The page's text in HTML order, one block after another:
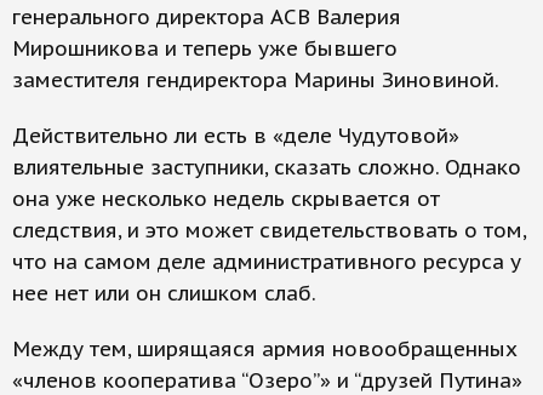
генерального директора АСВ Валерия
Мирошникова и теперь уже бывшего
заместителя гендиректора Марины Зиновиной.
Действительно ли есть в «деле Чудутовой»
влиятельные заступники, сказать сложно. Однако
она уже несколько недель скрывается от
следствия, и это может свидетельствовать о том,
что на самом деле административного ресурса у
нее нет или он слишком слаб.
Между тем, ширящаяся армия новообращенных
«членов кооператива “Озеро”» и “друзей Путина»